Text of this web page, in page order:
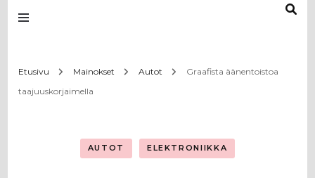
Etusivu Mainokset Autot
Graafista äänentoistoa
taajuuskorjaimella
AUTOT ELEKTRONIIKKA